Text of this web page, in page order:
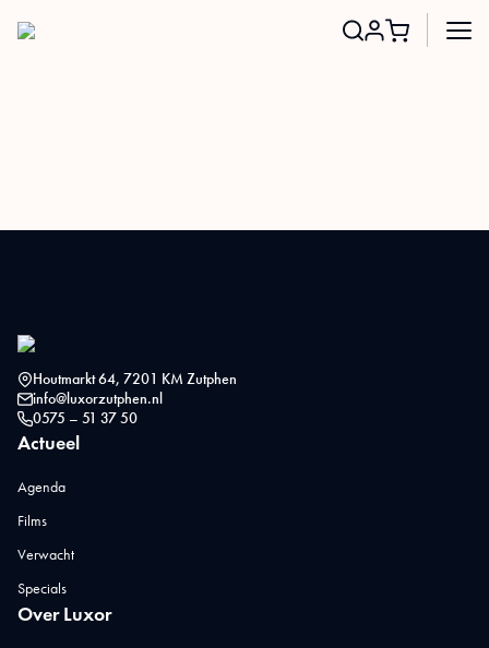
Houtmarkt 64, 7201 KM Zutphen
info@luxorzutphen.nl
0575 – 51 37 50
Actueel
Agenda
Films
Verwacht
Specials
Over Luxor